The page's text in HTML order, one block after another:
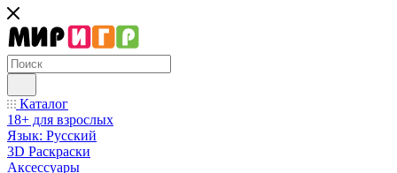
Каталог
18+ для взрослых
Язык: Русский
3D Раскраски
Аксессуары